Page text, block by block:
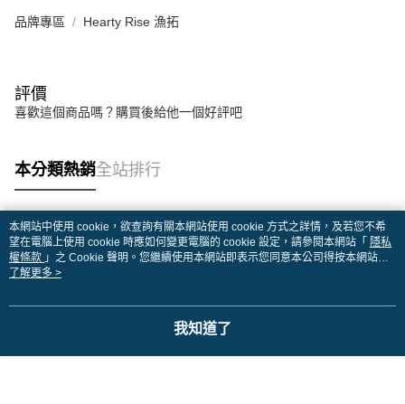
品牌專區 Hearty Rise 漁拓
評價
喜歡這個商品嗎？購買後給他一個好評吧
本分類熱銷全站排行
熱門標籤
本網站中使用 cookie，欲查詢有關本網站使用 cookie 方式之詳情，及若您不希
望在電腦上使用 cookie 時應如何變更電腦的 cookie 設定，請參閱本網站「 隱私
權條款 」之 Cookie 聲明。您繼續使用本網站即表示您同意本公司得按本網站使
用條款之 Cookie 聲明使用 cookie。
了解更多 >
我知道了